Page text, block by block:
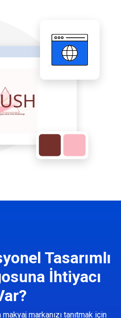
Tasarımlı
İhtiyacı
markanızı tanıtmak için